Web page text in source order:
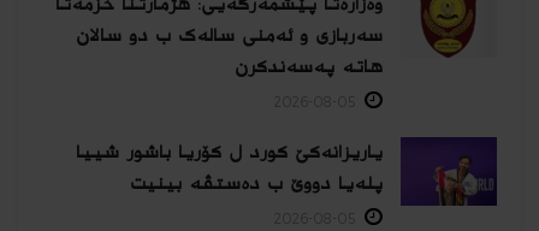
سەربازی و ئەمنی سالەک ب دو سالان
هاتە پەسەندكرن
یاریزانەكێ کورد ل کۆریا باشور شییا
پلەیا دووێ ب دەستڤە بینیت